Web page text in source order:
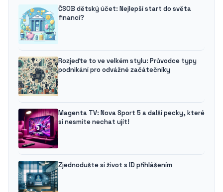
ČSOB dětský účet: Nejlepší start do světa
financí?
Rozjeďte to ve velkém stylu: Průvodce typy
podnikání pro odvážné začátečníky
Magenta TV: Nova Sport 5 a další pecky, které
si nesmíte nechat ujít!
Zjednodušte si život s ID přihlášením